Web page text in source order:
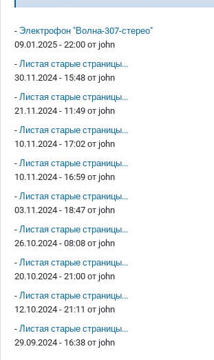
- Электрофон "Волна-307-стерео"
09.01.2025 - 22:00 от john
- Листая старые страницы...
30.11.2024 - 15:48 от john
- Листая старые страницы...
21.11.2024 - 11:49 от john
- Листая старые страницы...
10.11.2024 - 17:02 от john
- Листая старые страницы...
10.11.2024 - 16:59 от john
- Листая старые страницы...
03.11.2024 - 18:47 от john
- Листая старые страницы...
26.10.2024 - 08:08 от john
- Листая старые страницы...
20.10.2024 - 21:00 от john
- Листая старые страницы...
12.10.2024 - 21:11 от john
- Листая старые страницы...
29.09.2024 - 16:38 от john